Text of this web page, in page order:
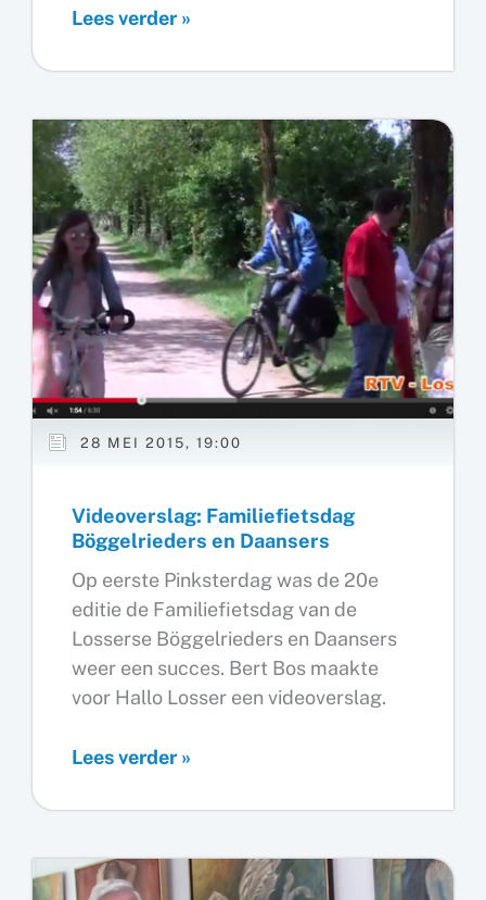
Cultuurprijs
de
gemeente
Losser
Lees verder »
28 MEI 2015, 19:00
Videoverslag: Familiefietsdag
Böggelrieders en Daansers
Op eerste Pinksterdag was de 20e
editie de Familiefietsdag van de
Losserse Böggelrieders en Daansers
weer een succes. Bert Bos maakte
voor Hallo Losser een videoverslag.
Videoverslag:
en
Daansers
Lees verder »